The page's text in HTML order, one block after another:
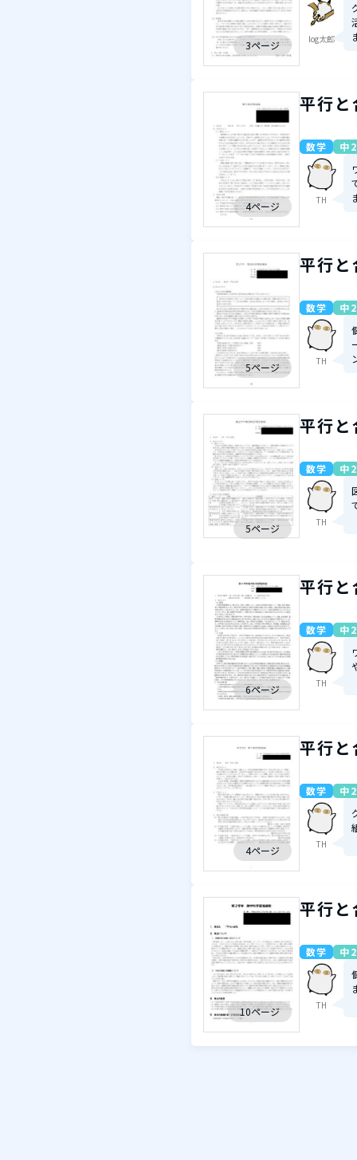
3ページ log太郎
4ページ
平行と
数学 中2
TH
5ページ
平行と
数学 中2
TH
5ページ
平行と
数学 中2
TH
6ページ
平行と
数学 中2
TH
4ページ
平行と
数学 中2
TH
10ページ
平行
数学 中2
TH